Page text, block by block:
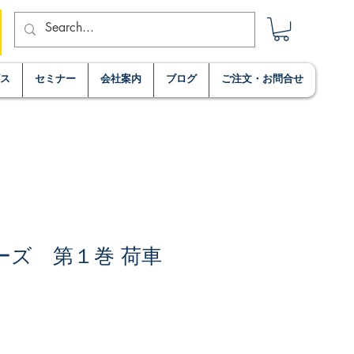
セミナー 会社案内 ブログ ご注文・お問合せ
ズ 第１巻 荷車